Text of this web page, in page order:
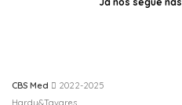
CBS Med
2022-2025